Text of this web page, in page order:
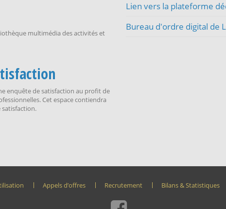
multimédia des activités et
enquête de satisfaction au profit de
Cet espace contiendra
satisfaction.
Lien vers la plateforme
Bureau d'ordre digital de
Appels d’offres Recrutement Bilans & Statistiques